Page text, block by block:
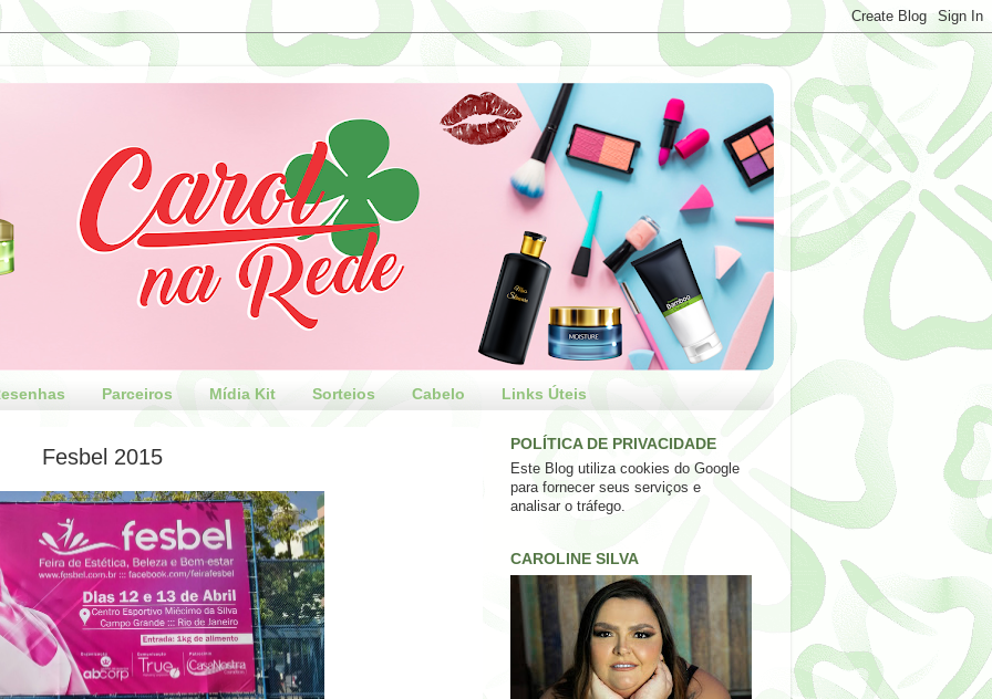
Parceiros Mídia Kit Sorteios Cabelo Links Úteis
Fesbel 2015
POLÍTICA DE PRIVACIDADE
Este Blog utiliza cookies do Google
para fornecer seus serviços e
analisar o tráfego.
CAROLINE SILVA